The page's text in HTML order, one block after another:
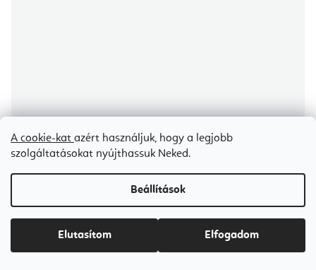
A cookie-kat azért használjuk, hogy a legjobb
szolgáltatásokat nyújthassuk Neked.
Beállítások
Elutasítom Elfogadom
Árajánlat igénylése